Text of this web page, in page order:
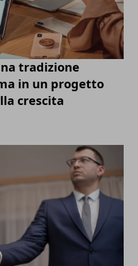
tradizione
in un progetto
crescita